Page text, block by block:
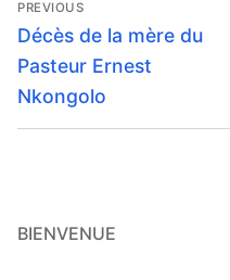
de
l’article
PREVIOUS
Previous
post:
Décès de la mère du
Pasteur Ernest
Nkongolo
BIENVENUE